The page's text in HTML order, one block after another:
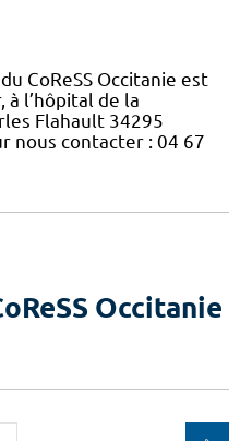
CoReSS Occitanie est
à l’hôpital de la
Flahault 34295
nous contacter : 04 67
Occitanie